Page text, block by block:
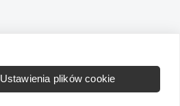
Ustawienia plików cookie